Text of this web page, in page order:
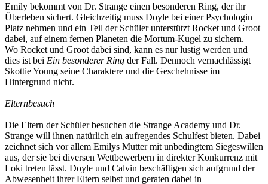
Emily bekommt von Dr. Strange einen besonderen Ring, der ihr
Überleben sichert. Gleichzeitig muss Doyle bei einer Psychologin
Platz nehmen und ein Teil der Schüler unterstützt Rocket und Groot
dabei, auf einem fernen Planeten die Mortum-Kugel zu sichern.
Wo Rocket und Groot dabei sind, kann es nur lustig werden und
dies ist bei Ein besonderer Ring der Fall. Dennoch vernachlässigt
Skottie Young seine Charaktere und die Geschehnisse im
Hintergrund nicht.
Elternbesuch
Die Eltern der Schüler besuchen die Strange Academy und Dr.
Strange will ihnen natürlich ein aufregendes Schulfest bieten. Dabei
zeichnet sich vor allem Emilys Mutter mit unbedingtem Siegeswillen
aus, der sie bei diversen Wettbewerbern in direkter Konkurrenz mit
Loki treten lässt. Doyle und Calvin beschäftigen sich aufgrund der
Abwesenheit ihrer Eltern selbst und geraten dabei in